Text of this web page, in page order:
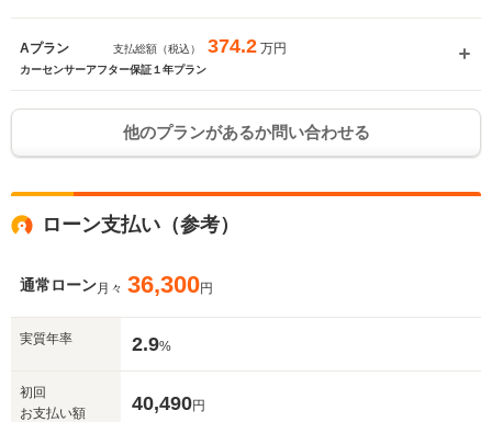
Aプラン 支払総額（税込） 374.2 万円
カーセンサーアフター保証１年プラン
他のプランがあるか問い合わせる
ローン支払い（参考）
通常ローン月々 36,300円
実質年率 2.9%
初回
お支払い額
40,490円